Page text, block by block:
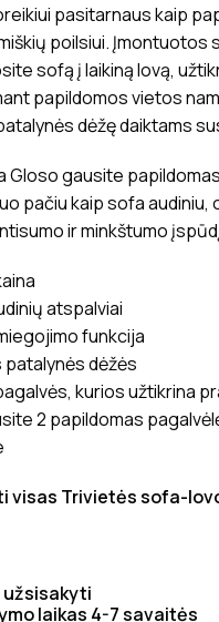
pasitarnaus kaip
poilsiui. Įmontuotos
sofą į laikiną lovą,
papildomos vietos
dėžę daiktams
Gloso gausite
pačiu kaip sofa audiniu,
ir minkštumo
atspalviai
funkcija
dėžės
kurios užtikrina
2 papildomas
visas Trivietės sofa-
užsisakyti
laikas 4-7 savaitės